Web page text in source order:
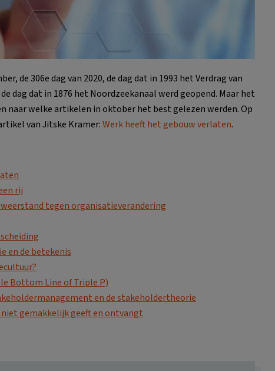
de 306e dag van 2020, de dag dat in 1993 het Verdrag van
dag dat in 1876 het Noordzeekanaal werd geopend. Maar het
naar welke artikelen in oktober het best gelezen werden. Op
van Jitske Kramer:Werk heeft het gebouw verlaten.
rij
weerstand tegen organisatieverandering
en de betekenis
Bottom Line of Triple P)
en de stakeholdertheorie
niet gemakkelijk geeft en ontvangt